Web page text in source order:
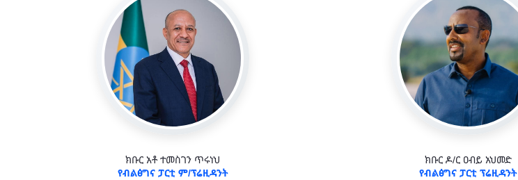
ክቡር አቶ ተመስገን ጥሩነህ
የብልፅግና ፓርቲ ም/ፕሬዚዳንት
ክቡር ዶ/ር ዐብይ አህመድ
የብልፅግና ፓርቲ ፕሬዚዳንት